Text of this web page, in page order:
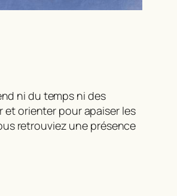
ni du temps ni des
et orienter pourapaiser les
retrouviez une présence